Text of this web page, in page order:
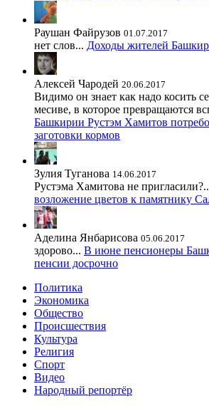
Раушан Файрузов 01.07.2017
нет слов... Доходы жителей
Алексей Чародей 20.06.2017
Видимо он знает как надо косить
месиве, в которое превращаются
Башкирии Рустэм Хамитов
заготовки кормов
Зулия Туганова 14.06.2017
Рустэма Хамитова не
возложение цветов к памятнику
Аделина Янбарисова 05.06.2017
здорово... В июне пенсионеры
пенсии досрочно
Политика
Экономика
Общество
Происшествия
Культура
Религия
Спорт
Видео
Народный репортёр